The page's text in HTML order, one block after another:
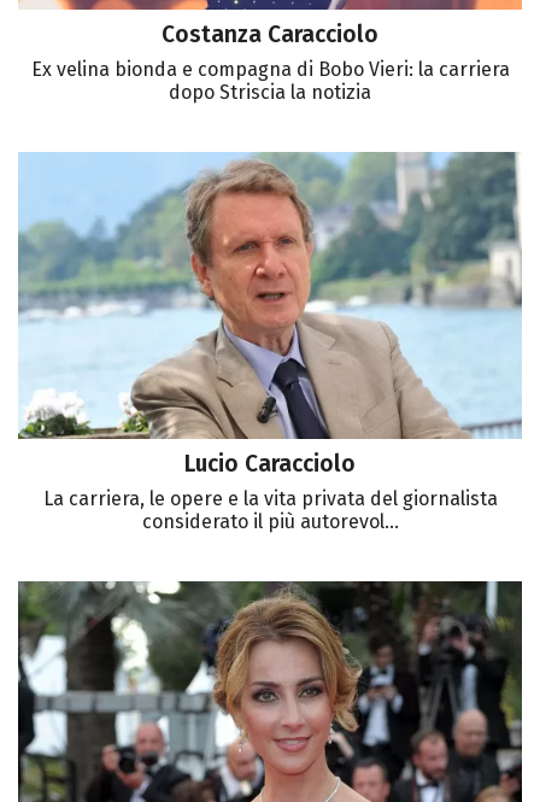
Costanza Caracciolo
Ex velina bionda e compagna di Bobo Vieri: la carriera
dopo Striscia la notizia
Lucio Caracciolo
La carriera, le opere e la vita privata del giornalista
considerato il più autorevol...